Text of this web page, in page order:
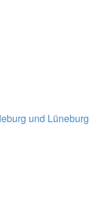
und Lüneburg